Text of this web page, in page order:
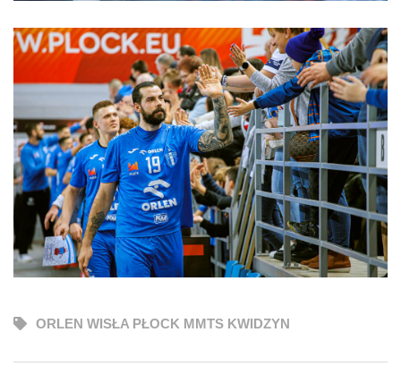
ORLEN WISŁA PŁOCK MMTS KWIDZYN